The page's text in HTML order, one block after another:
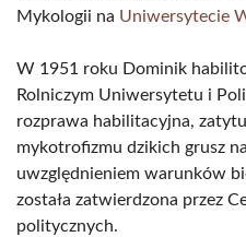
Mykologii na Uniwersytecie
W 1951 roku Dominik
Rolniczym Uniwersytetu i
rozprawa habilitacyjna,
mykotrofizmu dzikich grusz
uwzględnieniem warunków
została zatwierdzona przez
politycznych.